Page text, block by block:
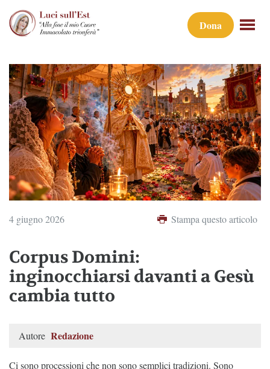
Dona
4 giugno 2026 Stampa questo articolo
Corpus Domini:
inginocchiarsi davanti a Gesù
cambia tutto
Autore Redazione
Ci sono processioni che non sono semplici tradizioni. Sono